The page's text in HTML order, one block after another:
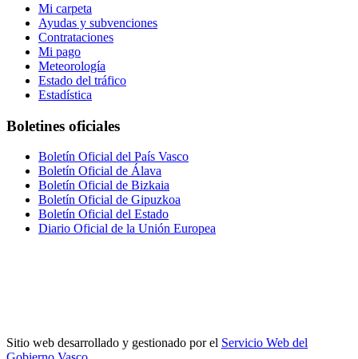
Mi carpeta
Ayudas y subvenciones
Contrataciones
Mi pago
Meteorología
Estado del tráfico
Estadística
Boletines oficiales
Boletín Oficial del País Vasco
Boletín Oficial de Álava
Boletín Oficial de Bizkaia
Boletín Oficial de Gipuzkoa
Boletín Oficial del Estado
Diario Oficial de la Unión Europea
Sitio web desarrollado y gestionado por el Servicio Web del